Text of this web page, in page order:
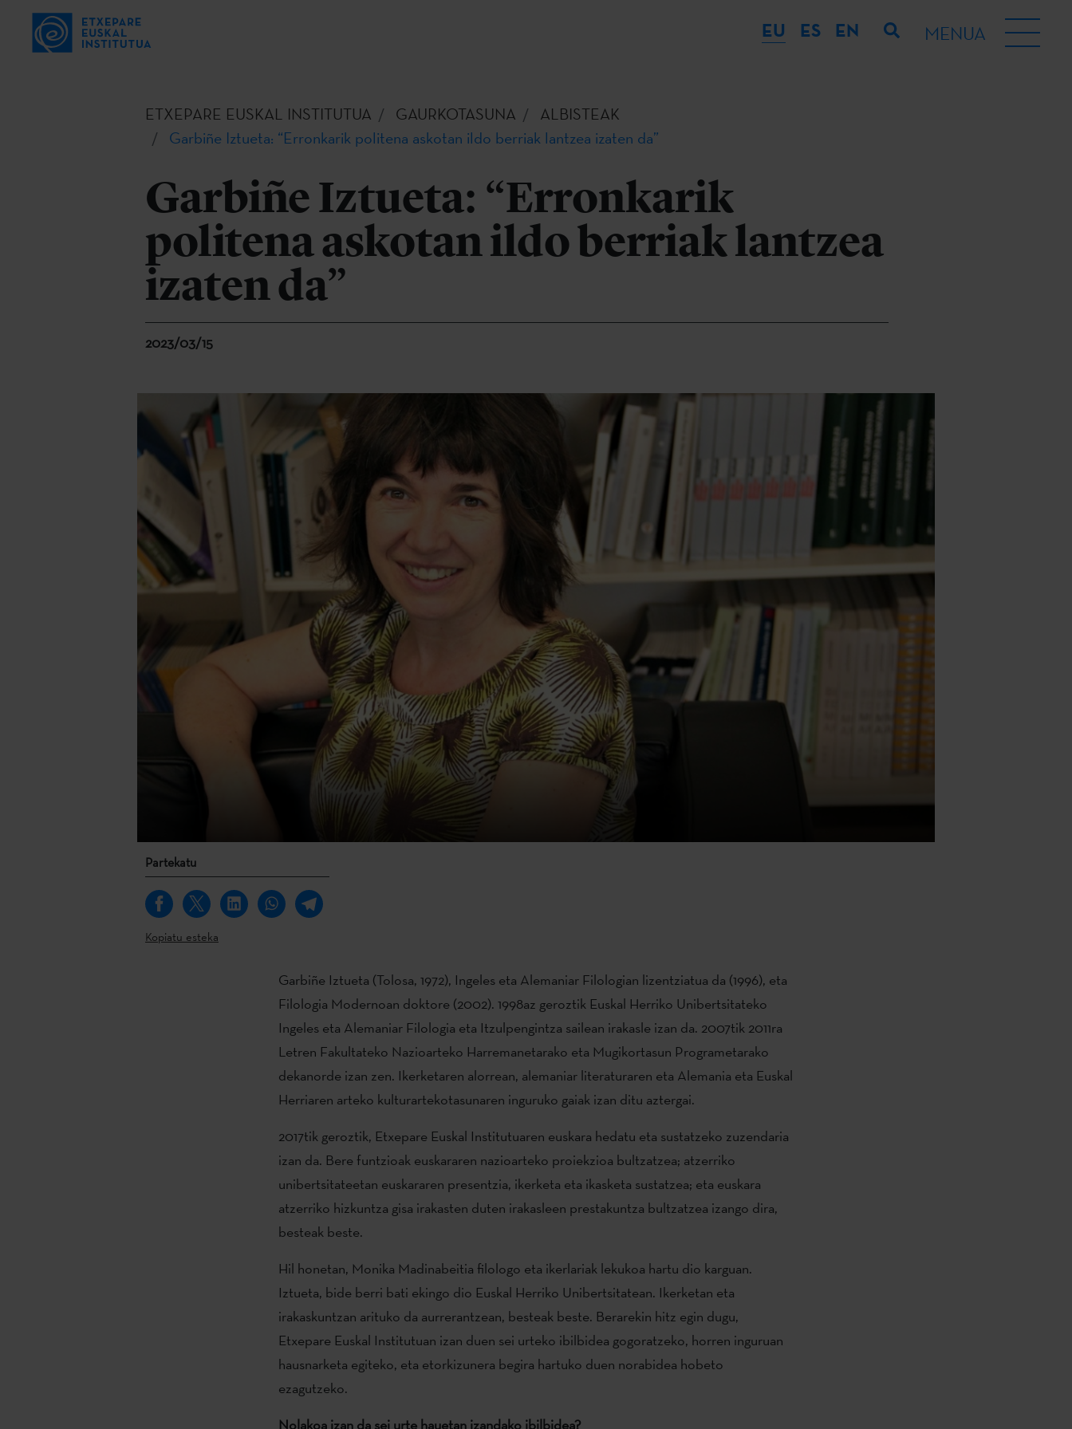
EU ES EN MENUA
ETXEPARE EUSKAL INSTITUTUA GAURKOTASUNA
ALBISTEAK
Garbiñe Iztueta: “Erronkarik politena askotan ildo berriak lantzea izaten da”
Garbiñe Iztueta: “Erronkarik
politena askotan ildo berriak lantzea
izaten da”
2023/03/15
Partekatu
Kopiatu esteka
Garbiñe Iztueta (Tolosa, 1972), Ingeles eta Alemaniar Filologian lizentziatua da (1996), eta
Filologia Modernoan doktore (2002). 1998az geroztik Euskal Herriko Unibertsitateko
Ingeles eta Alemaniar Filologia eta Itzulpengintza sailean irakasle izan da. 2007tik 2011ra
Letren Fakultateko Nazioarteko Harremanetarako eta Mugikortasun Programetarako
dekanorde izan zen. Ikerketaren alorrean, alemaniar literaturaren eta Alemania eta Euskal
Herriaren arteko kulturartekotasunaren inguruko gaiak izan ditu aztergai.
2017tik geroztik, Etxepare Euskal Institutuaren euskara hedatu eta sustatzeko zuzendaria
izan da. Bere funtzioak euskararen nazioarteko proiekzioa bultzatzea; atzerriko
unibertsitateetan euskararen presentzia, ikerketa eta ikasketa sustatzea; eta euskara
atzerriko hizkuntza gisa irakasten duten irakasleen prestakuntza bultzatzea izango dira,
besteak beste.
Hil honetan, Monika Madinabeitia filologo eta ikerlariak lekukoa hartu dio karguan.
Iztueta, bide berri bati ekingo dio Euskal Herriko Unibertsitatean. Ikerketan eta
irakaskuntzan arituko da aurrerantzean, besteak beste. Berarekin hitz egin dugu,
Etxepare Euskal Institutuan izan duen sei urteko ibilbidea gogoratzeko, horren inguruan
hausnarketa egiteko, eta etorkizunera begira hartuko duen norabidea hobeto
ezagutzeko.
Nolakoa izan da sei urte hauetan izandako ibilbidea?